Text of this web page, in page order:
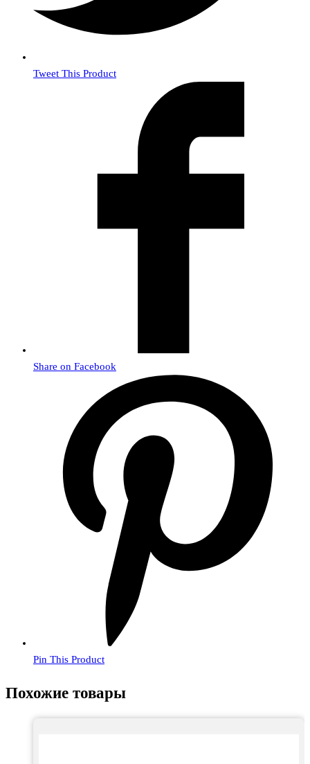
Tweet This Product
Share on Facebook
Pin This Product
Похожие товары